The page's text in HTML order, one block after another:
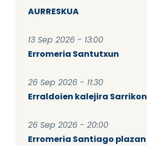
AURRESKUA
13 Sep 2026 - 13:00
Erromeria Santutxun
26 Sep 2026 - 11:30
Erraldoien kalejira Sarrikon
26 Sep 2026 - 20:00
Erromeria Santiago plazan